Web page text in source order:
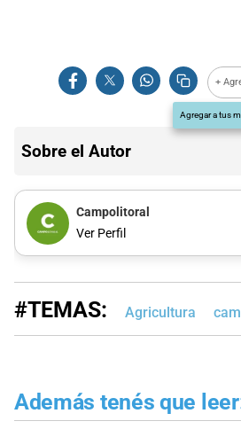
+
Agregar a tus
Sobre el Autor
Campolitoral
Ver Perfil
#TEMAS: Agricultura
Además tenés que